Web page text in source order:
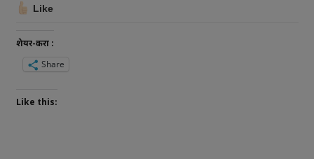
Like
शेयर-करा :
Share
Like this: